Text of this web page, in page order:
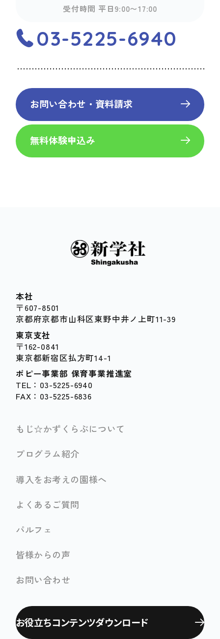
受付時間 平日9:00〜17:00
03-5225-6940
お問い合わせ・資料請求
無料体験申込み
本社
〒607-8501
京都府京都市山科区東野中井ノ上町11-39
東京支社
〒162-0841
東京都新宿区払方町14-1
ポピー事業部 保育事業推進室
TEL：03-5225-6940
FAX：03-5225-6836
もじ☆かずくらぶについて
プログラム紹介
導入をお考えの園様へ
よくあるご質問
パルフェ
皆様からの声
お問い合わせ
お役立ちコンテンツダウンロード